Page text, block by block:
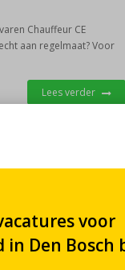
Chauffeur CE
aan regelmaat? Voor
Lees verder
om de dag te